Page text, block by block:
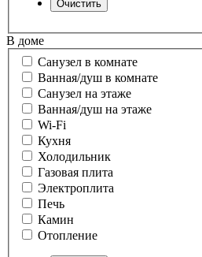
В доме
Санузел в комнате
Ванная/душ в комнате
Санузел на этаже
Ванная/душ на этаже
Wi-Fi
Кухня
Холодильник
Газовая плита
Электроплита
Печь
Камин
Отопление